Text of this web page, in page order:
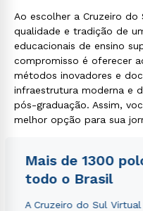
Ao escolher a Cruzeiro
qualidade e tradição de
educacionais de ensino
compromisso é oferecer
métodos inovadores e
infraestrutura moderna e
pós-graduação. Assim,
melhor opção para sua
Mais de 1300
todo o Brasil
A Cruzeiro do Sul